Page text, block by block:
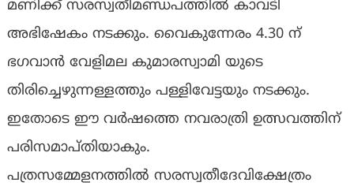
മണിക്ക് സരസ്വതീമണ്ഡപത്തിൽ കാവടി
അഭിഷേകം നടക്കും. വൈകുന്നേരം 4.30 ന്
ഭഗവാൻ വേളിമല കുമാരസ്വാമി യുടെ
തിരിച്ചെഴുന്നള്ളത്തും പള്ളിവേട്ടയും നടക്കും.
ഇതോടെ ഈ വർഷത്തെ നവരാത്രി ഉത്സവത്തിന്
പരിസമാപ്തിയാകും.
പത്രസമ്മേളനത്തിൽ സരസ്വതീദേവിക്ഷേത്രം